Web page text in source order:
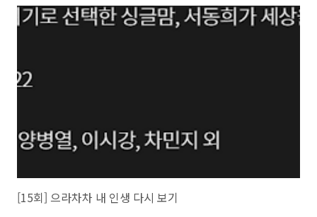
을 터트렸습니다. 손흥민(30·토트넘)이 토트넘 레스터 시티 경기에서 멀
티골로 정규리그 18~19호 고지에 올랐다. 역대 한국인 유럽무대 정규 최
기에 선발 출전해 후반 15분, 후반 34분 연속골로 3-..
[15회] 으라차차 내 인생 다시 보기